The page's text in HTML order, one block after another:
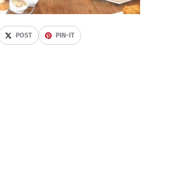
POST PIN-IT